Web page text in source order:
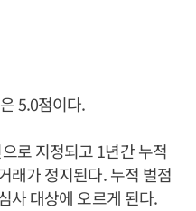
5.0점이다.
로 지정되고 1년간 누적
래가 정지된다. 누적 벌점
사 대상에 오르게 된다.